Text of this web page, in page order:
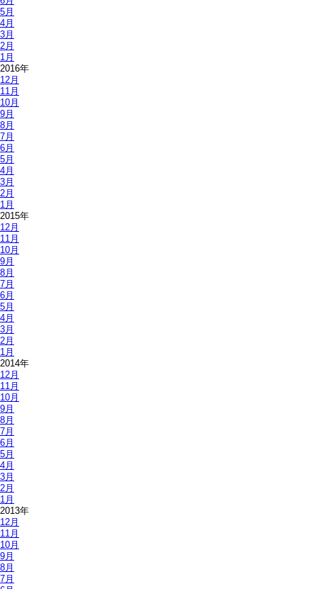
5月
4月
3月
2月
1月
2016年
12月
11月
10月
9月
8月
7月
6月
5月
4月
3月
2月
1月
2015年
12月
11月
10月
9月
8月
7月
6月
5月
4月
3月
2月
1月
2014年
12月
11月
10月
9月
8月
7月
6月
5月
4月
3月
2月
1月
2013年
12月
11月
10月
9月
8月
7月